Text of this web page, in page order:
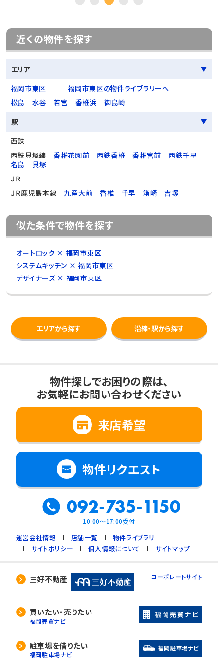
近くの物件を探す
エリア
福岡市東区
福岡市東区の物件ライブラリーへ
松島
水谷 若宮 香椎浜
御島崎
駅
西鉄
西鉄貝塚線
香椎花園前 西鉄香椎 香椎宮前
西鉄千早
名島
貝塚
ＪＲ
ＪＲ鹿児島本線
九産大前 香椎 千早 箱崎 吉塚
似た条件で物件を探す
オートロック × 福岡市東区
システムキッチン × 福岡市東区
デザイナーズ × 福岡市東区
エリアから探す 沿線・駅から探す
物件探しでお困りの際は、
お気軽にお問い合わせください
来店希望
物件リクエスト
092-735-1150
10:00～17:00受付
運営会社情報 店舗一覧
物件ライブラリ
サイトポリシー
個人情報について サイトマップ
三好不動産 コーポレートサイト
買いたい・売りたい
福岡売買ナビ
駐車場を借りたい
福岡駐車場ナビ